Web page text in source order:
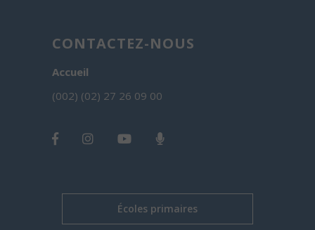
CONTACTEZ-NOUS
Accueil
(002) (02) 27 26 09 00
Écoles primaires